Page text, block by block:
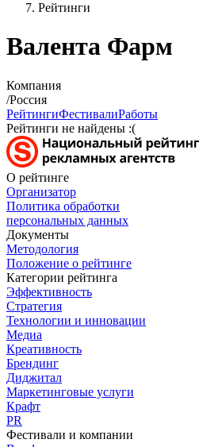
Рейтинги
Валента Фарм
Компания
/Россия
РейтингиФестивалиРаботы
Рейтинги не найдены :(
О рейтинге
Организатор
Политика обработки
персональных данных
Документы
Методология
Положение о рейтинге
Категории рейтинга
Эффективность
Стратегия
Технологии и инновации
Медиа
Креативность
Брендинг
Диджитал
Маркетинговые услуги
Крафт
PR
Фестивали и компании